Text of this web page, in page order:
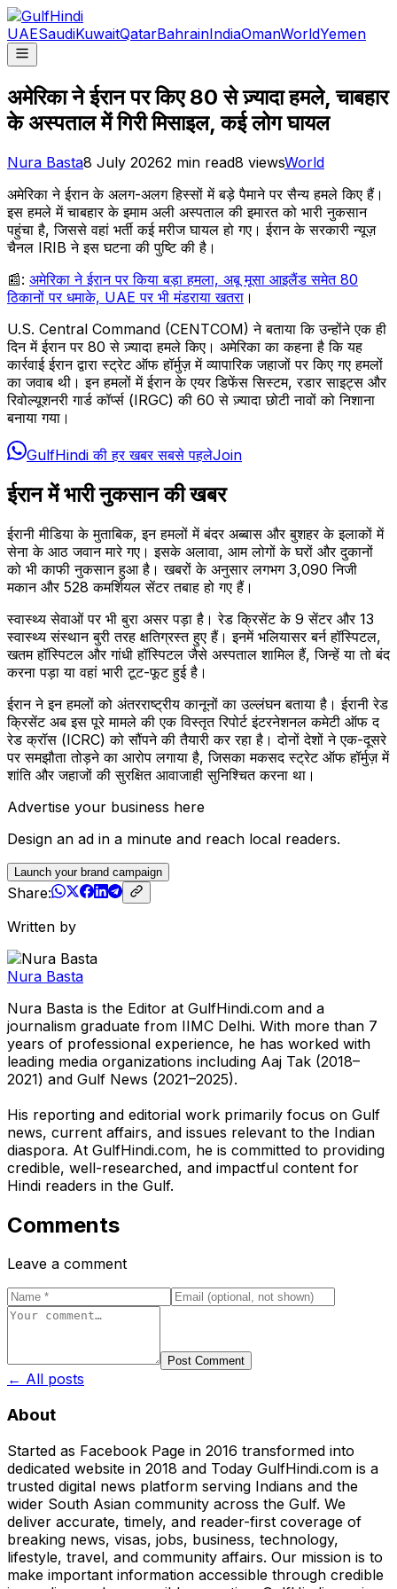
UAESaudiKuwaitQatarBahrainIndiaOmanWorldYemen
अमेरिका ने ईरान पर किए 80 से ज़्यादा हमले, चाबहार
के अस्पताल में गिरी मिसाइल, कई लोग घायल
Nura Basta8 July 20262 min read8 viewsWorld
अमेरिका ने ईरान के अलग-अलग हिस्सों में बड़े पैमाने पर सैन्य हमले किए हैं।
इस हमले में चाबहार के इमाम अली अस्पताल की इमारत को भारी नुकसान
पहुंचा है, जिससे वहां भर्ती कई मरीज घायल हो गए। ईरान के सरकारी न्यूज़
चैनल IRIB ने इस घटना की पुष्टि की है।
📰: अमेरिका ने ईरान पर किया बड़ा हमला, अबू मूसा आइलैंड समेत 80
ठिकानों पर धमाके, UAE पर भी मंडराया खतरा ।
U.S. Central Command (CENTCOM) ने बताया कि उन्होंने एक ही
दिन में ईरान पर 80 से ज़्यादा हमले किए। अमेरिका का कहना है कि यह
कार्रवाई ईरान द्वारा स्ट्रेट ऑफ हॉर्मुज़ में व्यापारिक जहाजों पर किए गए हमलों
का जवाब थी। इन हमलों में ईरान के एयर डिफेंस सिस्टम, रडार साइट्स और
रिवोल्यूशनरी गार्ड कॉर्प्स (IRGC) की 60 से ज़्यादा छोटी नावों को निशाना
बनाया गया।
GulfHindi की हर खबर सबसे पहलेJoin
ईरान में भारी नुकसान की खबर
ईरानी मीडिया के मुताबिक, इन हमलों में बंदर अब्बास और बुशहर के इलाकों में
सेना के आठ जवान मारे गए। इसके अलावा, आम लोगों के घरों और दुकानों
को भी काफी नुकसान हुआ है। खबरों के अनुसार लगभग 3,090 निजी
मकान और 528 कमर्शियल सेंटर तबाह हो गए हैं।
स्वास्थ्य सेवाओं पर भी बुरा असर पड़ा है। रेड क्रिसेंट के 9 सेंटर और 13
स्वास्थ्य संस्थान बुरी तरह क्षतिग्रस्त हुए हैं। इनमें भलियासर बर्न हॉस्पिटल,
खतम हॉस्पिटल और गांधी हॉस्पिटल जैसे अस्पताल शामिल हैं, जिन्हें या तो बंद
करना पड़ा या वहां भारी टूट-फूट हुई है।
ईरान ने इन हमलों को अंतरराष्ट्रीय कानूनों का उल्लंघन बताया है। ईरानी रेड
क्रिसेंट अब इस पूरे मामले की एक विस्तृत रिपोर्ट इंटरनेशनल कमेटी ऑफ द
रेड क्रॉस (ICRC) को सौंपने की तैयारी कर रहा है। दोनों देशों ने एक-दूसरे
पर समझौता तोड़ने का आरोप लगाया है, जिसका मकसद स्ट्रेट ऑफ हॉर्मुज़ में
शांति और जहाजों की सुरक्षित आवाजाही सुनिश्चित करना था।
Advertise your business here
Design an ad in a minute and reach local readers.
Launch your brand campaign
Share:
Written by
Nura Basta
Nura Basta is the Editor at GulfHindi.com and a
journalism graduate from IIMC Delhi. With more than 7
years of professional experience, he has worked with
leading media organizations including Aaj Tak (2018–
2021) and Gulf News (2021–2025).
His reporting and editorial work primarily focus on Gulf
news, current affairs, and issues relevant to the Indian
diaspora. At GulfHindi.com, he is committed to providing
credible, well-researched, and impactful content for
Hindi readers in the Gulf.
Comments
Leave a comment
Post Comment
← All posts
About
Started as Facebook Page in 2016 transformed into
dedicated website in 2018 and Today GulfHindi.com is a
trusted digital news platform serving Indians and the
wider South Asian community across the Gulf. We
deliver accurate, timely, and reader-first coverage of
breaking news, visas, jobs, business, technology,
lifestyle, travel, and community affairs. Our mission is to
make important information accessible through credible